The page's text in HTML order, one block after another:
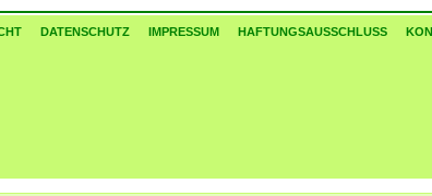
DATENSCHUTZ IMPRESSUM HAFTUNGSAUSSCHLUSS